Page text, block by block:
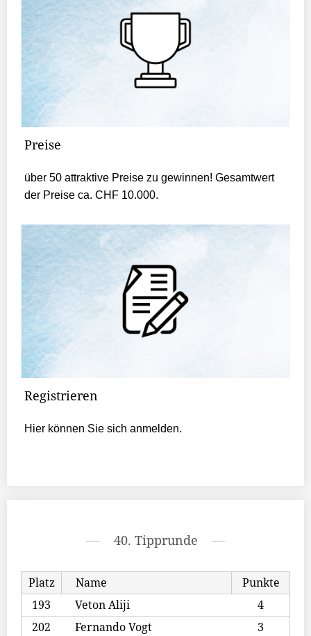
Preise
über 50 attraktive Preise zu gewinnen! Gesamtwert
der Preise ca. CHF 10.000.
Registrieren
Hier können Sie sich anmelden.
40. Tipprunde
Platz Name
Punkte
193
Veton Aliji
4
202
Fernando Vogt
3